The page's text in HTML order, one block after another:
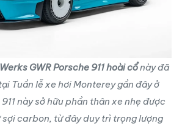
GWR Porsche 911 hoài cổnày đã
Tuần lễ xe hơi Monterey gần đây ở
này sở hữu phần thân xe nhẹ được
carbon, từ đây duy trì trọng lượng